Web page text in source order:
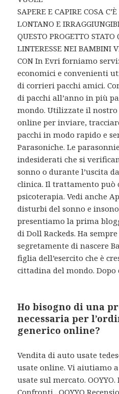
SAPERE E CAPIRE COSA
LONTANO E
QUESTO PROGETTO
LINTERESSE NEI BAMBINI
CON In Evri forniamo
economici e convenienti
di corrieri pacchi amici.
di pacchi all’anno in più
mondo. Utilizzate il
online per inviare,
pacchi in modo rapido e
Parasoniche. Le
indesiderati che si
sonno o durante l’uscita
clinica. Il trattamento può
psicoterapia. Vedi anche
disturbi del sonno e
presentiamo la prima
di Doll Rackeds. Ha
segretamente di nascere
figlia dell’esercito che è
cittadina del mondo. Dopo
Ho bisogno di una
necessaria per
generico online?
Vendita di auto usate
usate online. Vi aiutiamo
usate sul mercato.